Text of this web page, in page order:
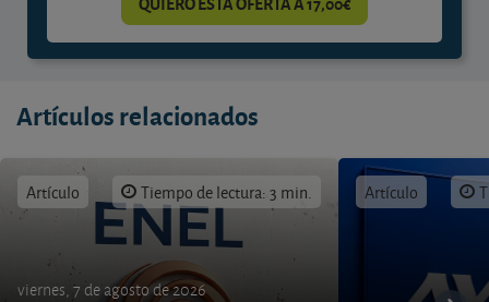
Artículos relacionados
Artículo Tiempo de lectura: 3 min.
viernes, 7 de agosto de 2026
Artículo